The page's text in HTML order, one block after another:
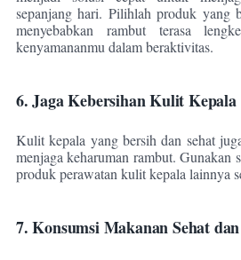
sepanjang hari. Pilihlah produk yang
menyebabkan rambut terasa
kenyamananmu dalam beraktivitas.
6. Jaga Kebersihan Kulit Kepala
Kulit kepala yang bersih dan sehat
menjaga keharuman rambut. Gunakan
produk perawatan kulit kepala lainnya
7. Konsumsi Makanan Sehat